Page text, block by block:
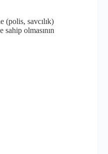
(polis, savcılık)
olmasının